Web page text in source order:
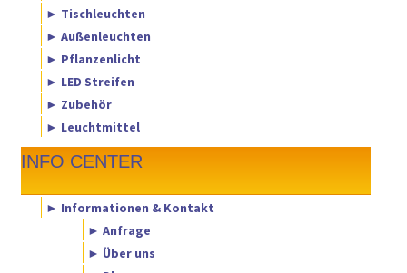
► Tischleuchten
► Außenleuchten
► Pflanzenlicht
► LED Streifen
► Zubehör
► Leuchtmittel
INFO CENTER
► Informationen & Kontakt
► Anfrage
► Über uns